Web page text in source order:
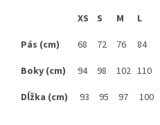
XS
S M L
Pás (cm)
68 72 76 84
Boky (cm)
94 98 102 110
Dĺžka (cm)
93 95 97 100